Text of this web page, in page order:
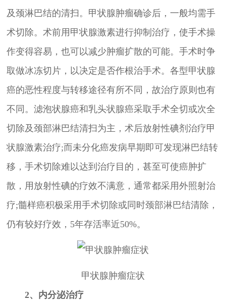
及颈淋巴结的清扫。甲状腺肿瘤确诊后，一般均需手
术切除。术前用甲状腺激素进行抑制治疗，使手术操
作变得容易，也可以减少肿瘤扩散的可能。手术时争
取做冰冻切片，以决定是否作根治手术。各型甲状腺
癌的恶性程度与转移途径有所不同，故治疗原则也有
不同。滤泡状腺癌和乳头状腺癌采取手术全切或次全
切除及颈部淋巴结清扫为主，术后放射性碘剂治疗甲
状腺激素治疗;而未分化癌发病早期即可发现淋巴结转
移，手术切除难以达到治疗目的，甚至可使癌肿扩
散，用放射性碘的疗效不满意，通常都采用外照射治
疗;髓样癌积极采用手术切除或同时颈部淋巴结清除，
仍有较好疗效，5年存活率近50%。
甲状腺肿瘤症状
2、内分泌治疗